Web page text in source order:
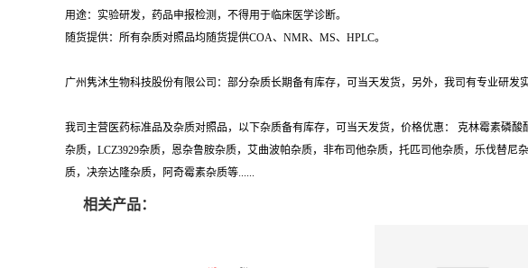
用途：实验研发，药品申报检测，不得用于临床医学诊断。
随货提供：所有杂质对照品均随货提供COA、NMR、MS、HPLC。
广州隽沐生物科技股份有限公司：部分杂质长期备有库存，可当天发货，另外，我司有专业研发
我司主营医药标准品及杂质对照品，以下杂质备有库存，可当天发货，价格优惠： 克林霉素磷
杂质，LCZ3929杂质，恩杂鲁胺杂质，艾曲波帕杂质，非布司他杂质，托匹司他杂质，乐伐替
质，决奈达隆杂质，阿奇霉素杂质等......
相关产品：